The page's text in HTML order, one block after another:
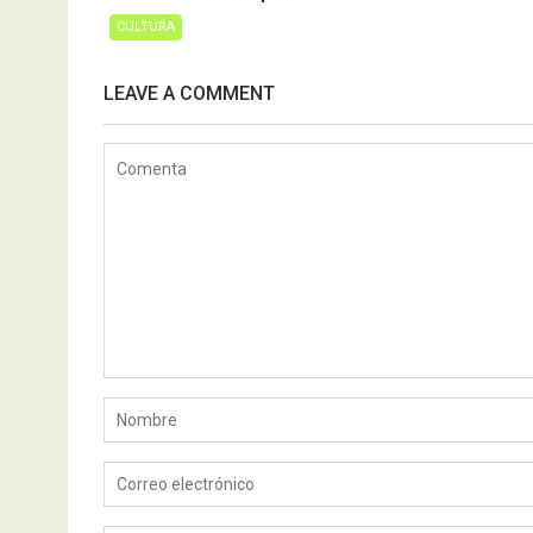
CULTURA
LEAVE A COMMENT